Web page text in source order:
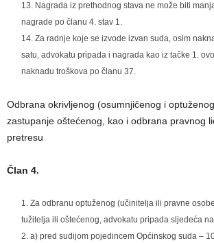
Nagrada iz prethodnog stava ne može biti
nagrade po članu 4. stav 1.
Za radnje koje se izvode izvan suda, osim
satu, advokatu pripada i nagrada kao iz tačke 1.
naknadu troškova po članu 37.
Odbrana okrivljenog (osumnjičenog i
zastupanje oštećenog, kao i odbrana pravnog
pretresu
Član 4.
Za odbranu optuženog (učinitelja ili pravne
tužitelja ili oštećenog, advokatu pripada sljedeća
a) pred sudijom pojedincem Općinskog suda –